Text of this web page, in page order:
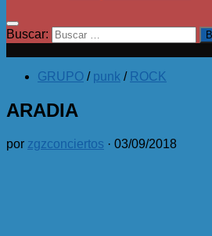
Buscar:
GRUPO / punk / ROCK
ARADIA
por zgzconciertos · 03/09/2018